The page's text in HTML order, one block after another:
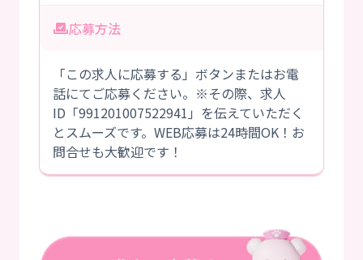
応募方法
「この求人に応募する」ボタンまたはお電
話にてご応募ください。※その際、求人
ID「991201007522941」を伝えていただく
とスムーズです。WEB応募は24時間OK！お
問合せも大歓迎です！